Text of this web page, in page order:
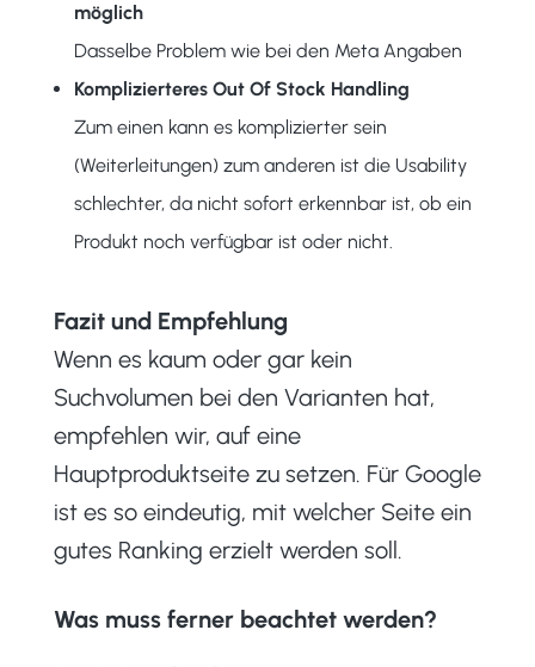
möglich
Dasselbe Problem wie bei den Meta Angaben
Komplizierteres Out Of Stock Handling
Zum einen kann es komplizierter sein
(Weiterleitungen) zum anderen ist die Usability
schlechter, da nicht sofort erkennbar ist, ob ein
Produkt noch verfügbar ist oder nicht.
Fazit und Empfehlung
Wenn es kaum oder gar kein
Suchvolumen bei den Varianten hat,
empfehlen wir, auf eine
Hauptproduktseite zu setzen. Für Google
ist es so eindeutig, mit welcher Seite ein
gutes Ranking erzielt werden soll.
Was muss ferner beachtet werden?